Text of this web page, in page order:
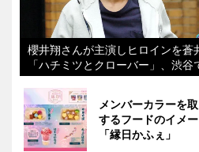
櫻井翔さんが主演しヒロインを蒼
「ハチミツとクローバー」、渋
メンバーカラーを
するフードのイメ
「縁日かふぇ」